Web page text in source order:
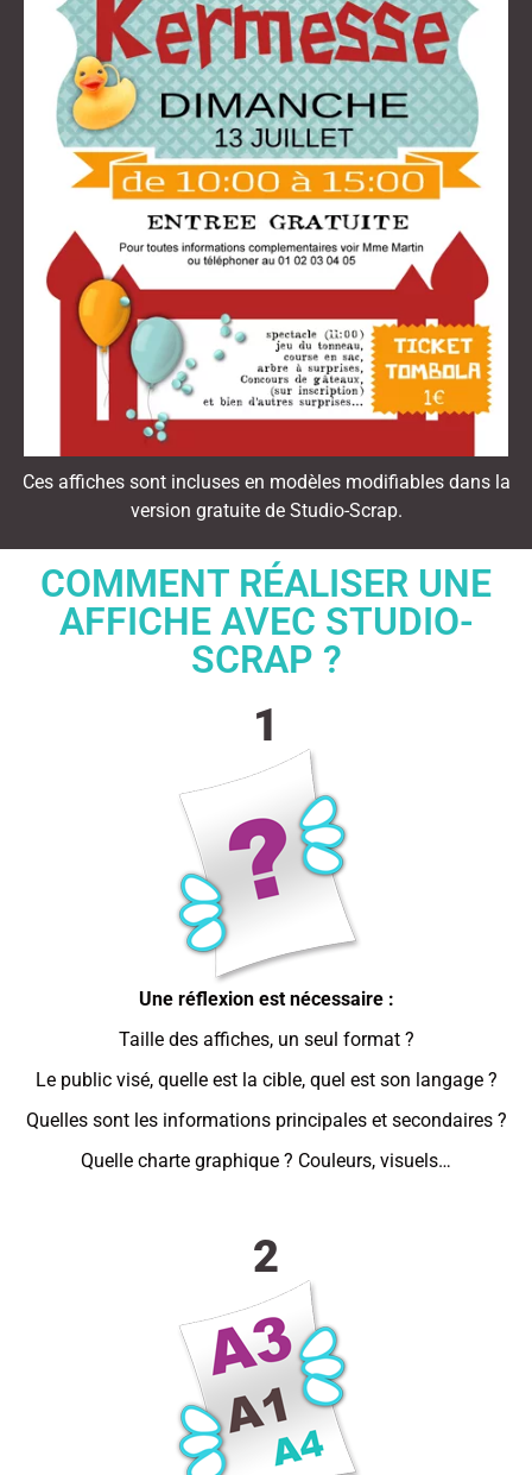
Ces affiches sont incluses en modèles modifiables dans la
version gratuite de Studio-Scrap.
COMMENT RÉALISER UNE
AFFICHE AVEC STUDIO-
SCRAP ?
1
Une réflexion est nécessaire :
Taille des affiches, un seul format ?
Le public visé, quelle est la cible, quel est son langage ?
Quelles sont les informations principales et secondaires ?
Quelle charte graphique ? Couleurs, visuels…
2